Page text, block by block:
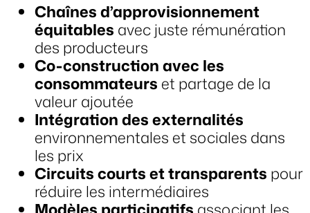
Chaînes d’approvisionnement
équitables avec juste rémunération
des producteurs
Co-construction avec les
consommateurs et partage de la
valeur ajoutée
Intégration des externalités
environnementales et sociales dans
les prix
Circuits courts et transparents pour
réduire les intermédiaires